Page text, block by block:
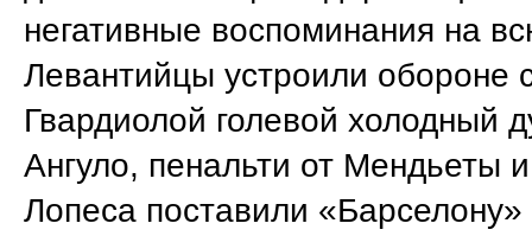
негативные воспоминания на
Левантийцы устроили обороне
Гвардиолой голевой холодный
Ангуло, пенальти от Мендьеты
Лопеса поставили